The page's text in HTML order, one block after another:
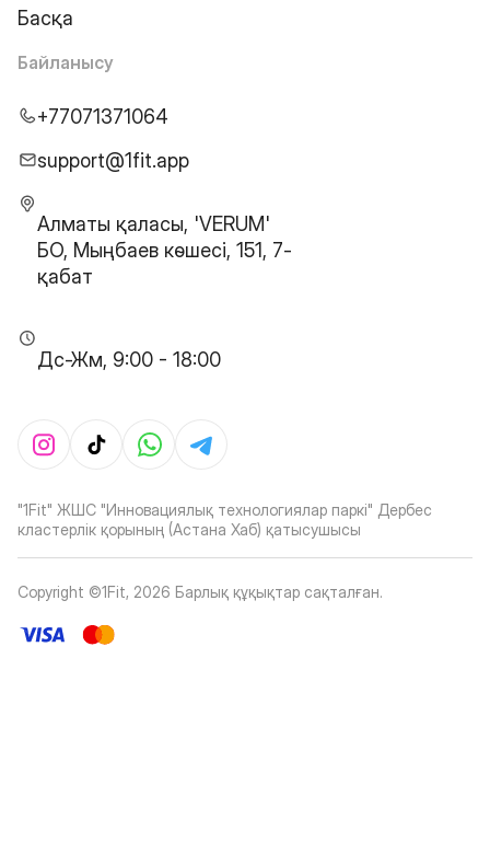
Басқа
Байланысу
+77071371064
support@1fit.app
Алматы қаласы, 'VERUM'
БО, Мыңбаев көшесі, 151, 7-
қабат
Дс-Жм, 9:00 - 18:00
"1Fit" ЖШС "Инновациялық технологиялар паркі" Дербес
кластерлік қорының (Астана Хаб) қатысушысы
Copyright ©1Fit, 2026 Барлық құқықтар сақталған.